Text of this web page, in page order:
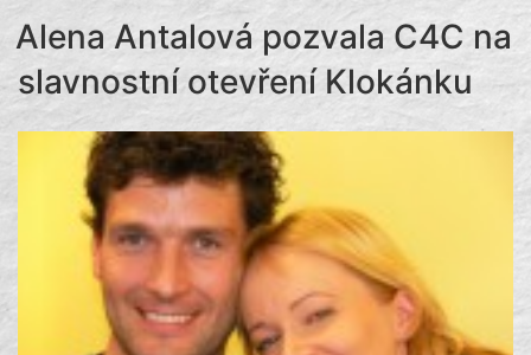
Alena Antalová pozvala C4C na
slavnostní otevření Klokánku